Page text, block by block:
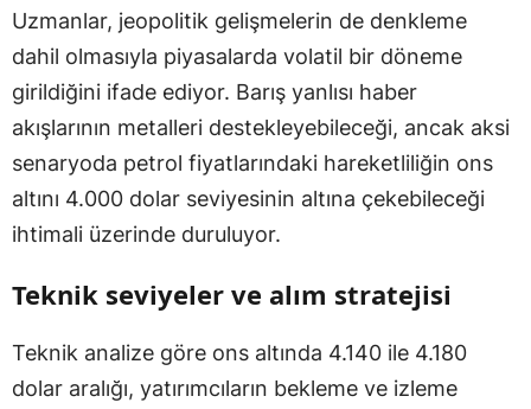
Uzmanlar, jeopolitik gelişmelerin de denkleme
dahil olmasıyla piyasalarda volatil bir döneme
girildiğini ifade ediyor. Barış yanlısı haber
akışlarının metalleri destekleyebileceği, ancak aksi
senaryoda petrol fiyatlarındaki hareketliliğin ons
altını 4.000 dolar seviyesinin altına çekebileceği
ihtimali üzerinde duruluyor.
Teknik seviyeler ve alım stratejisi
Teknik analize göre ons altında 4.140 ile 4.180
dolar aralığı, yatırımcıların bekleme ve izleme